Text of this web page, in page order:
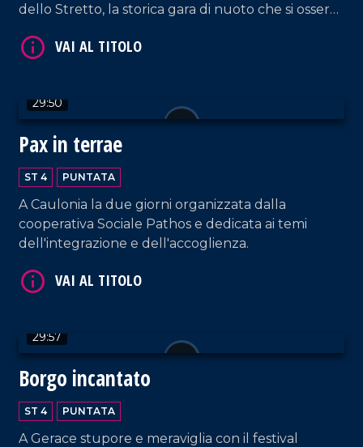
dello Stretto, la storica gara di nuoto che si osserva
29:50
Pax in terrae
ST 4 PUNTATA
A Caulonia la due giorni organizzata dalla
cooperativa Sociale Pathos e dedicata ai temi
dell'integrazione e dell'accoglienza.
29:57
Borgo incantato
ST 4 PUNTATA
A Gerace stupore e meraviglia con il festival
VAI AL TITOLO
VAI AL TITOLO
VAI AL TITOLO